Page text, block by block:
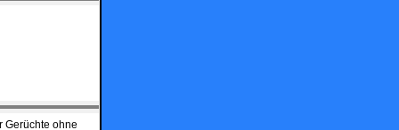
Gerüchte ohne